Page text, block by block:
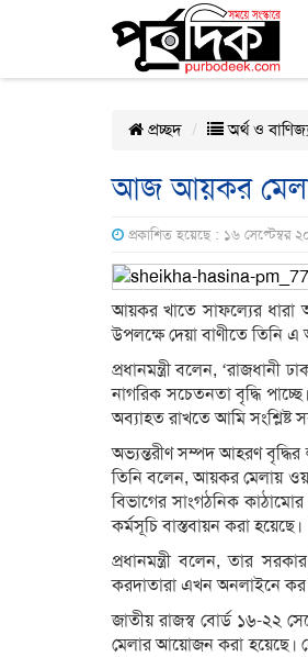
প্রচ্ছদ অর্থ ও
আজ আয়কর মেলা
প্রকাশিত হয়েছে : ১৬ সেপ্টেম্বর
আয়কর খাতে সাফল্যের ধারা
উপলক্ষে দেয়া বাণীতে তিনি
প্রধানমন্ত্রী বলেন,
নাগরিক সচেতনতা বৃদ্ধি
অব্যাহত রাখতে আমি সংশ্লিষ্ট
অভ্যন্তরীণ সম্পদ আহরণ
তিনি বলেন, আয়কর মেলায়
বিভাগের সাংগঠনিক
কর্মসূচি বাস্তবায়ন করা হয়েছে।
প্রধানমন্ত্রী বলেন, তার
করদাতারা এখন অনলাইনে কর
জাতীয় রাজস্ব বোর্ড ১৬-২২
মেলার আয়োজন করা হয়েছে।